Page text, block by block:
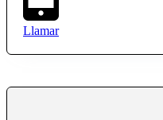
Llamar